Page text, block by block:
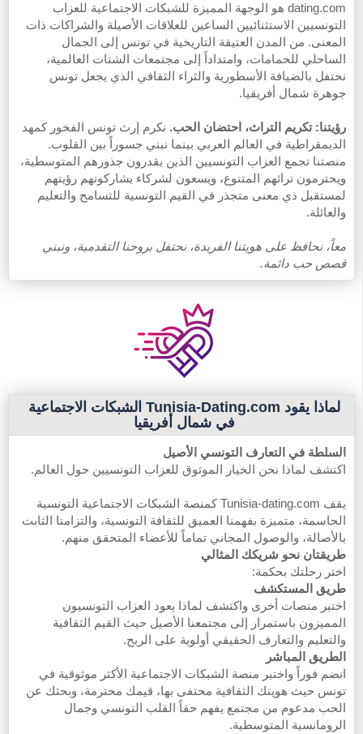
dating.com هو الوجهة المميزة للشبكات الاجتماعية للعزاب
التونسيين الاستثنائيين الساعين للعلاقات الأصيلة والشراكات ذات
المعنى. من المدن العتيقة التاريخية في تونس إلى الجمال
الساحلي للحمامات، وامتداداً إلى مجتمعات الشتات العالمية،
نحتفل بالضيافة الأسطورية والثراء الثقافي الذي يجعل تونس
جوهرة شمال أفريقيا.
رؤيتنا: تكريم التراث، احتضان الحب. نكرم إرث تونس الفخور كمهد
الديمقراطية في العالم العربي بينما نبني جسوراً بين القلوب.
منصتنا تجمع العزاب التونسيين الذين يقدرون جذورهم المتوسطية،
ويحترمون تراثهم المتنوع، ويسعون لشركاء يشاركونهم رؤيتهم
لمستقبل ذي معنى متجذر في القيم التونسية للتسامح والتعليم
والعائلة.
معاً، نحافظ على هويتنا الفريدة، نحتفل بروحنا التقدمية، ونبني
قصص حب دائمة.
لماذا يقود Tunisia-Dating.com الشبكات الاجتماعية
في شمال أفريقيا
السلطة في التعارف التونسي الأصيل
اكتشف لماذا نحن الخيار الموثوق للعزاب التونسيين حول العالم.
يقف Tunisia-dating.com كمنصة الشبكات الاجتماعية التونسية
الحاسمة، متميزة بفهمنا العميق للثقافة التونسية، والتزامنا الثابت
بالأصالة، والوصول المجاني تماماً للأعضاء المتحقق منهم.
طريقتان نحو شريكك المثالي
اختر رحلتك بحكمة:
طريق المستكشف
اختبر منصات أخرى واكتشف لماذا يعود العزاب التونسيون
المميزون باستمرار إلى مجتمعنا الأصيل حيث القيم الثقافية
والتعليم والتعارف الحقيقي أولوية على الربح.
الطريق المباشر
انضم فوراً واختبر منصة الشبكات الاجتماعية الأكثر موثوقية في
تونس حيث هويتك الثقافية محتفى بها، قيمك محترمة، وبحثك عن
الحب مدعوم من مجتمع يفهم حقاً القلب التونسي وجمال
الرومانسية المتوسطية.